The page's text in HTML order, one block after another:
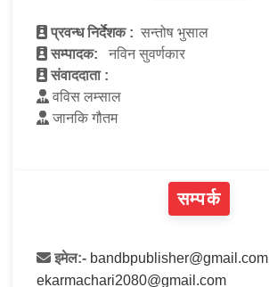
प्रवन्ध निर्देशक : सन्तोष भुसाल
सम्पादक:
नविन सुवर्णकार
संवाददाता :
वविस लम्साल
जानकि गौतम
सम्पर्क
इमेल:- bandbpublisher@gmail.com
ekarmachari2080@gmail.com